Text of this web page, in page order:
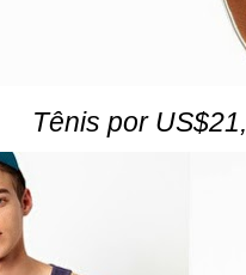
Tênis por